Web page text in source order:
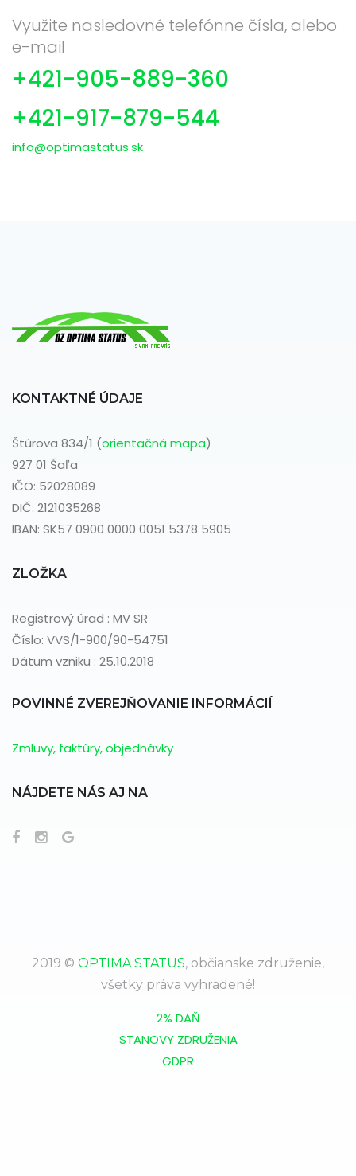
Využite nasledovné telefónne čísla, alebo
e-mail
+421-905-889-360
+421-917-879-544
info@optimastatus.sk
KONTAKTNÉ ÚDAJE
Štúrova 834/1 (orientačná mapa)
927 01 Šaľa
IČO: 52028089
DIČ: 2121035268
IBAN: SK57 0900 0000 0051 5378 5905
ZLOŽKA
Registrový úrad : MV SR
Číslo: VVS/1-900/90-54751
Dátum vzniku : 25.10.2018
POVINNÉ ZVEREJŇOVANIE INFORMÁCIÍ
Zmluvy, faktúry, objednávky
NÁJDETE NÁS AJ NA
2019 © OPTIMA STATUS, občianske združenie,
všetky práva vyhradené!
2% DAŇ
STANOVY ZDRUŽENIA
GDPR